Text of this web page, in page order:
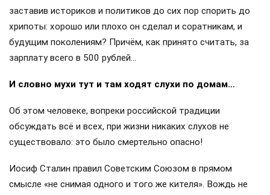
заставив историков и политиков до сих пор спорить до
хрипоты: хорошо или плохо он сделал и соратникам, и
будущим поколениям? Причём, как принято считать, за
зарплату всего в 500 рублей…
И словно мухи тут и там ходят слухи по домам…
Об этом человеке, вопреки российской традиции
обсуждать всё и всех, при жизни никаких слухов не
существовало: это было смертельно опасно!
Иосиф Сталин правил Советским Союзом в прямом
смысле «не снимая одного и того же кителя». Вождь не